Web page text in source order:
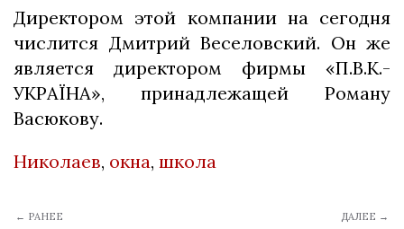
Директором этой компании на сегодня
числится Дмитрий Веселовский. Он же
является директором фирмы «П.В.К.-
УКРАЇНА», принадлежащей Роману
Васюкову.
Николаев, окна, школа
← РАНЕЕ ДАЛЕЕ →